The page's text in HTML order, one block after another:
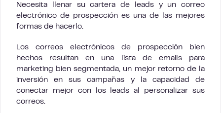
Necesita llenar su cartera de leads y un correo
electrónico de prospección es una de las mejores
formas de hacerlo.
Los correos electrónicos de prospección bien
hechos resultan en una lista de emails para
marketing bien segmentada, un mejor retorno de la
inversión en sus campañas y la capacidad de
conectar mejor con los leads al personalizar sus
correos.